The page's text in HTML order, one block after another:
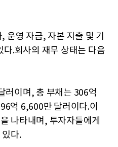
운영 자금, 자본 지출 및 기
다.회사의 재무 상태는 다음
러이며, 총 부채는 306억
억 6,600만 달러이다.이
나타내며, 투자자들에게
있다.